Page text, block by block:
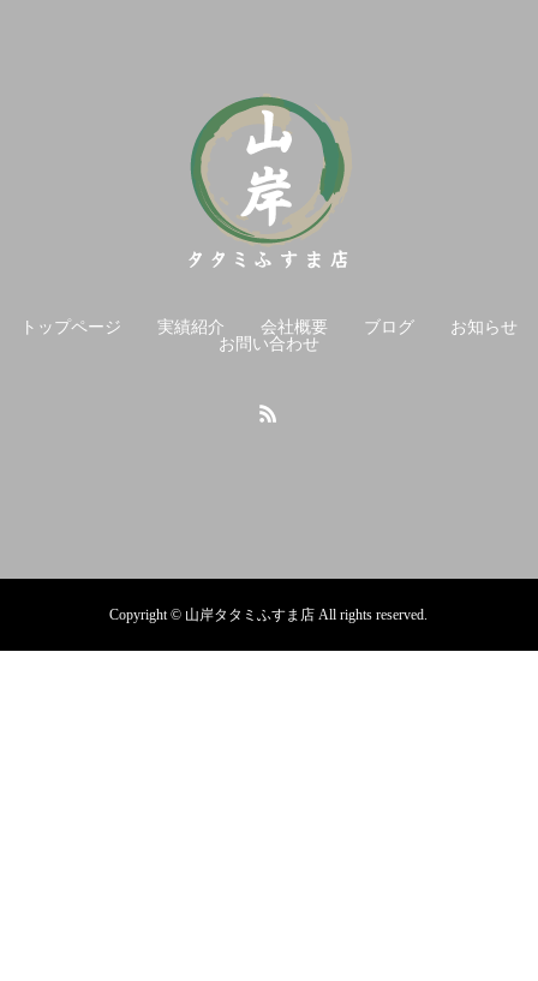
トップページ 実績紹介 会社概要 ブログ
お知らせ
お問い合わせ
Copyright © 山岸タタミふすま店 All rights reserved.